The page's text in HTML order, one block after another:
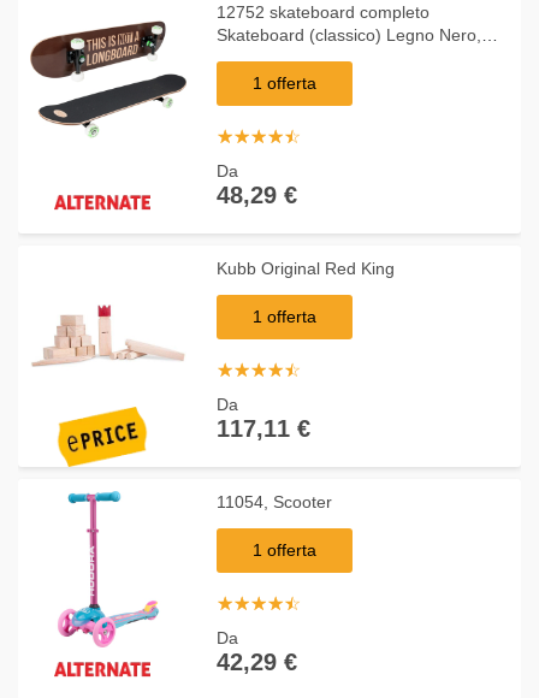
12752 skateboard completo
Skateboard (classico) Legno Nero,
Marrone
1 offerta
☆☆☆☆☆
★★★★★
Da
48,29 €
Kubb Original Red King
1 offerta
☆☆☆☆☆
★★★★★
Da
117,11 €
11054, Scooter
1 offerta
☆☆☆☆☆
★★★★★
Da
42,29 €